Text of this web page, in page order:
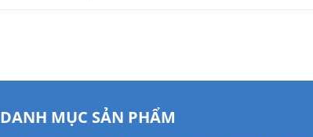
DANH MỤC SẢN PHẨM